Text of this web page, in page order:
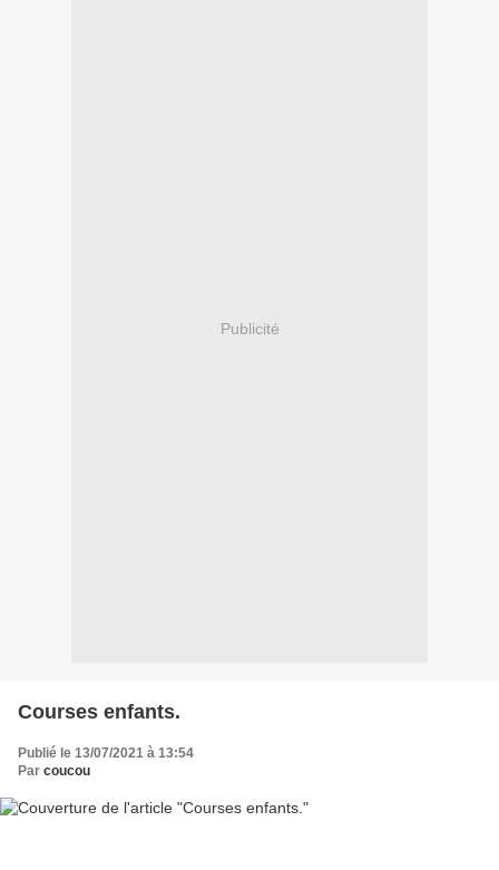
Publicité
Courses enfants.
Publié le 13/07/2021 à 13:54
Par coucou